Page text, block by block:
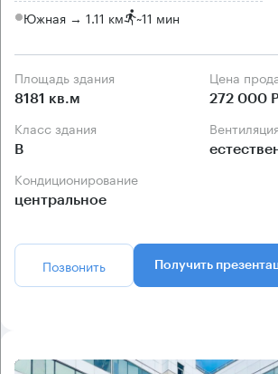
Южная → 1.11 км ~11 мин
Площадь здания
8181 кв.м
Цена
272 000
Класс здания
B
Вентиляция
Кондиционирование
центральное
Позвонить Получить